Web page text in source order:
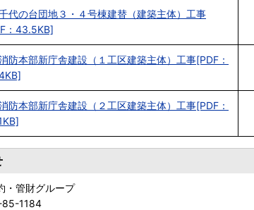
代の台団地３・４号棟建替（建築主体）工事
：43.5KB]
防本部新庁舎建設（１工区建築主体）工事[PDF：
防本部新庁舎建設（２工区建築主体）工事[PDF：
管財グループ
1184